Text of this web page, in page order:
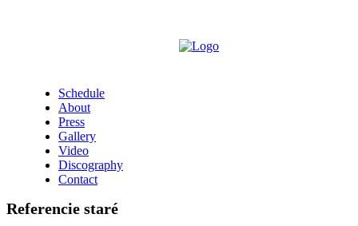
Schedule
About
Press
Gallery
Video
Discography
Contact
Referencie staré